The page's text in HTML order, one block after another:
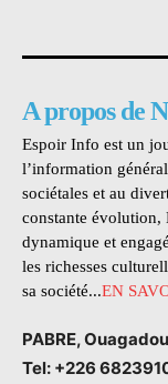
A propos de
Espoir Info est un
l’information
sociétales et au
constante évolution,
dynamique et
les richesses
sa société...EN
PABRE,
Tel: +226